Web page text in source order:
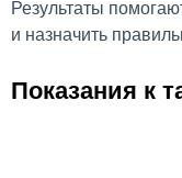
Результаты
и назначить
Показания к